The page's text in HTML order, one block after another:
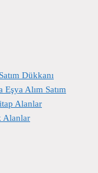
Dükkanı
Alım Satım
Alanlar
Alanlar